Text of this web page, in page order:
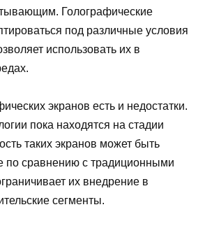
Голографические
под различные условия
использовать их в
экранов есть и недостатки.
пока находятся на стадии
таких экранов может быть
по сравнению с традиционными
их внедрение в
сегменты.